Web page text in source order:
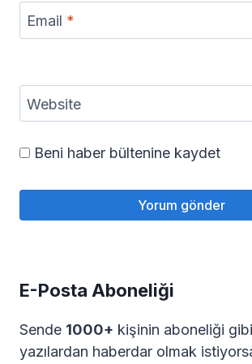
Email *
Website
Beni haber bültenine kaydet
E-Posta Aboneliği
Sende 1000+ kişinin aboneliği
yazılardan haberdar olmak